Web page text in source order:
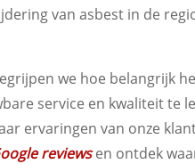
van asbest in de
we hoe belangrijk
service en kwaliteit te
ervaringen van onze
reviewsen ontdek